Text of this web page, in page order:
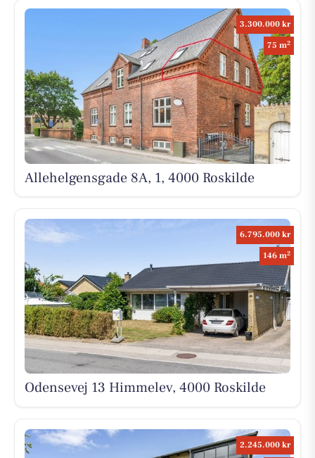
3.300.000 kr
75 m2
Allehelgensgade 8A, 1, 4000 Roskilde
6.795.000 kr
146 m2
Odensevej 13 Himmelev, 4000 Roskilde
2.245.000 kr